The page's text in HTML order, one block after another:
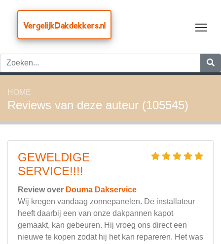
VergelijkDakdekkers.nl
HOME
Reviews van deze auteur (105545)
GEWELDIGE
SERVICE!!!!
Review over Douma Dakservice
Wij kregen vandaag zonnepanelen. De installateur
heeft daarbij een van onze dakpannen kapot
gemaakt, kan gebeuren. Hij vroeg ons direct een
nieuwe te kopen zodat hij het kan repareren. Het was